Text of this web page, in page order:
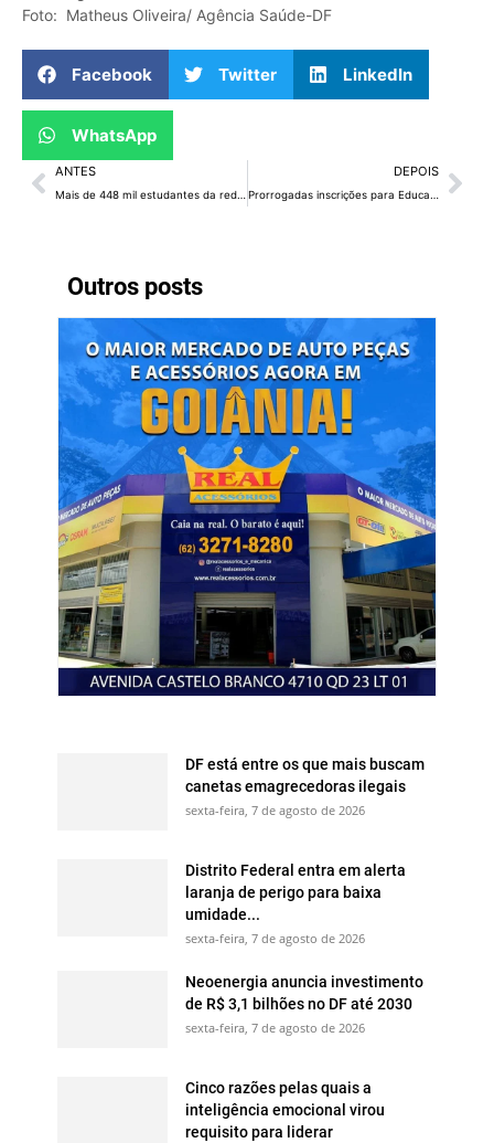
Outros posts
DF está entre os que mais buscam
canetas emagrecedoras ilegais
sexta-feira, 7 de agosto de 2026
Distrito Federal entra em alerta
laranja de perigo para baixa
umidade...
sexta-feira, 7 de agosto de 2026
Neoenergia anuncia investimento
de R$ 3,1 bilhões no DF até 2030
sexta-feira, 7 de agosto de 2026
Cinco razões pelas quais a
inteligência emocional virou
requisito para liderar
Foto: Matheus Oliveira/ Agência Saúde-DF
Facebook Twitter LinkedIn
WhatsApp
ANTES DEPOIS